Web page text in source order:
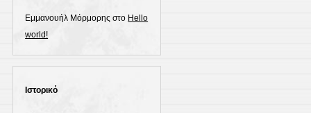
Εμμανουήλ Μόρμορης στο Hello
world!
Ιστορικό